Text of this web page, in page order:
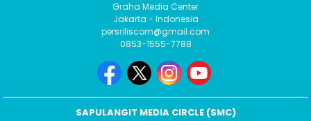
Graha Media Center
Jakarta - Indonesia
persriliscom@gmail.com
0853-1555-7788
SAPULANGIT MEDIA CIRCLE (SMC)